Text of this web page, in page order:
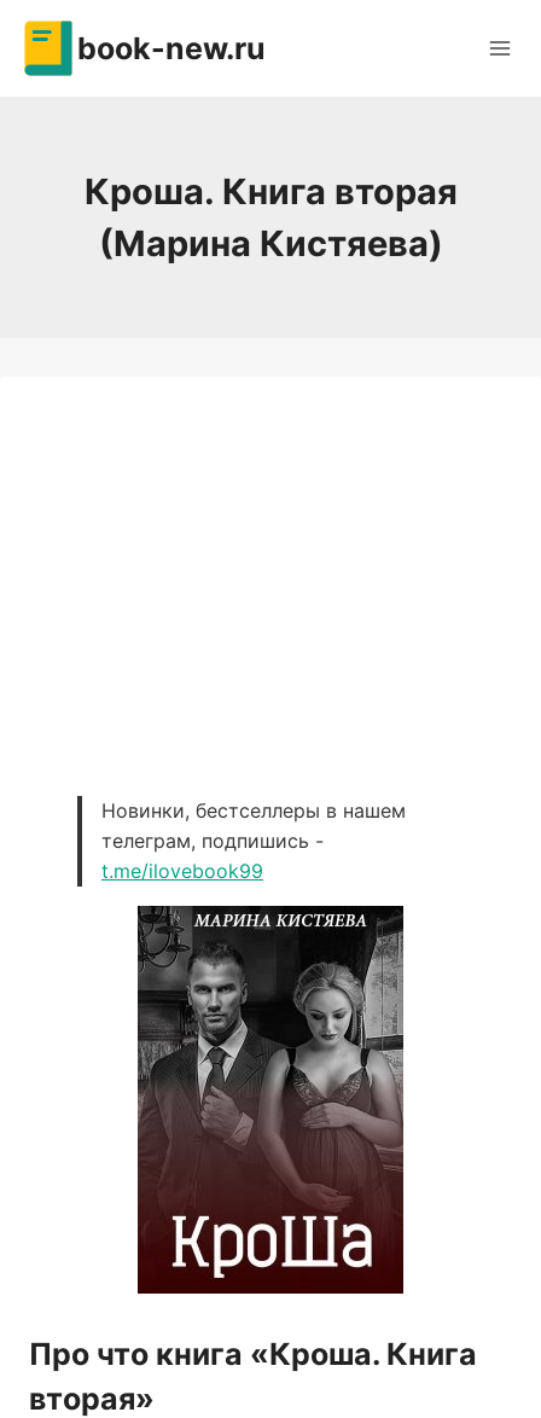
Перейти
содержимому
book-new.ru
Кроша. Книга вторая
(Марина Кистяева)
Новинки, бестселлеры в нашем
телеграм, подпишись -
t.me/ilovebook99
Про что книга «Кроша. Книга
вторая»